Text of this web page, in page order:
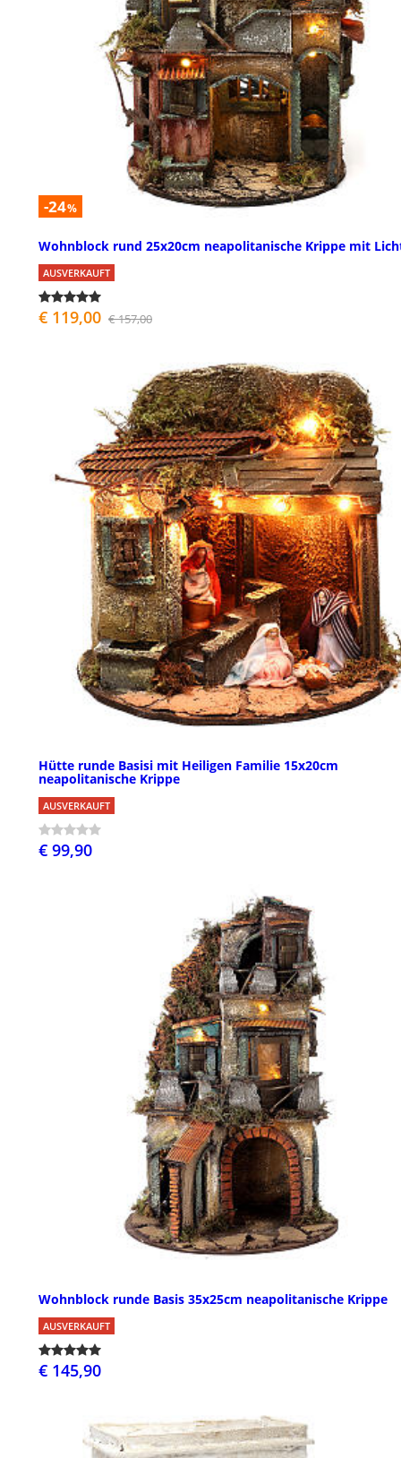
-24%
Wohnblock rund 25x20cm neapolitanische Krippe mit
AUSVERKAUFT
€ 119,00 € 157,00
Hütte runde Basisi mit Heiligen Familie 15x20cm
neapolitanische Krippe
AUSVERKAUFT
€ 99,90
Wohnblock runde Basis 35x25cm neapolitanische Krippe
AUSVERKAUFT
€ 145,90